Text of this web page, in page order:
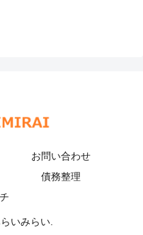
お問い合わせ
債務整理
いみらい.